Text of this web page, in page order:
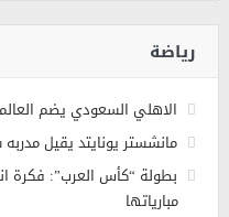
رياضة
الاهلي السعودي يضم
مانشستر يونايتد يقيل
بطولة “كأس العرب”: فكرة
مبارياتها